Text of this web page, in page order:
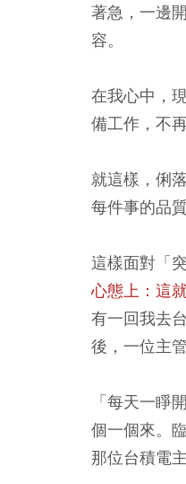
著急，一邊
容。
在我心中，
備工作，不
就這樣，俐
每件事的品
這樣面對「
心態上：這
有一回我去
後，一位主
「每天一睜
個一個來。
那位台積電